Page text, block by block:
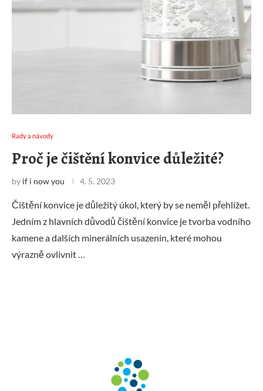
Rady a návody
Proč je čištění konvice důležité?
by if i now you 4. 5. 2023
Čištění konvice je důležitý úkol, který by se neměl přehlížet.
Jedním z hlavních důvodů čištění konvice je tvorba vodního
kamene a dalších minerálních usazenin, které mohou
výrazně ovlivnit …